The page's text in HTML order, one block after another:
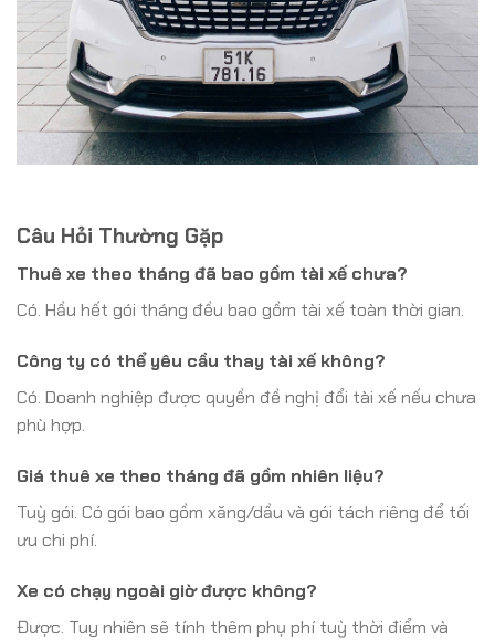
Câu Hỏi Thường Gặp
Thuê xe theo tháng đã bao gồm tài xế chưa?
Có. Hầu hết gói tháng đều bao gồm tài xế toàn thời gian.
Công ty có thể yêu cầu thay tài xế không?
Có. Doanh nghiệp được quyền đề nghị đổi tài xế nếu chưa
phù hợp.
Giá thuê xe theo tháng đã gồm nhiên liệu?
Tuỳ gói. Có gói bao gồm xăng/dầu và gói tách riêng để tối
ưu chi phí.
Xe có chạy ngoài giờ được không?
Được. Tuy nhiên sẽ tính thêm phụ phí tuỳ thời điểm và